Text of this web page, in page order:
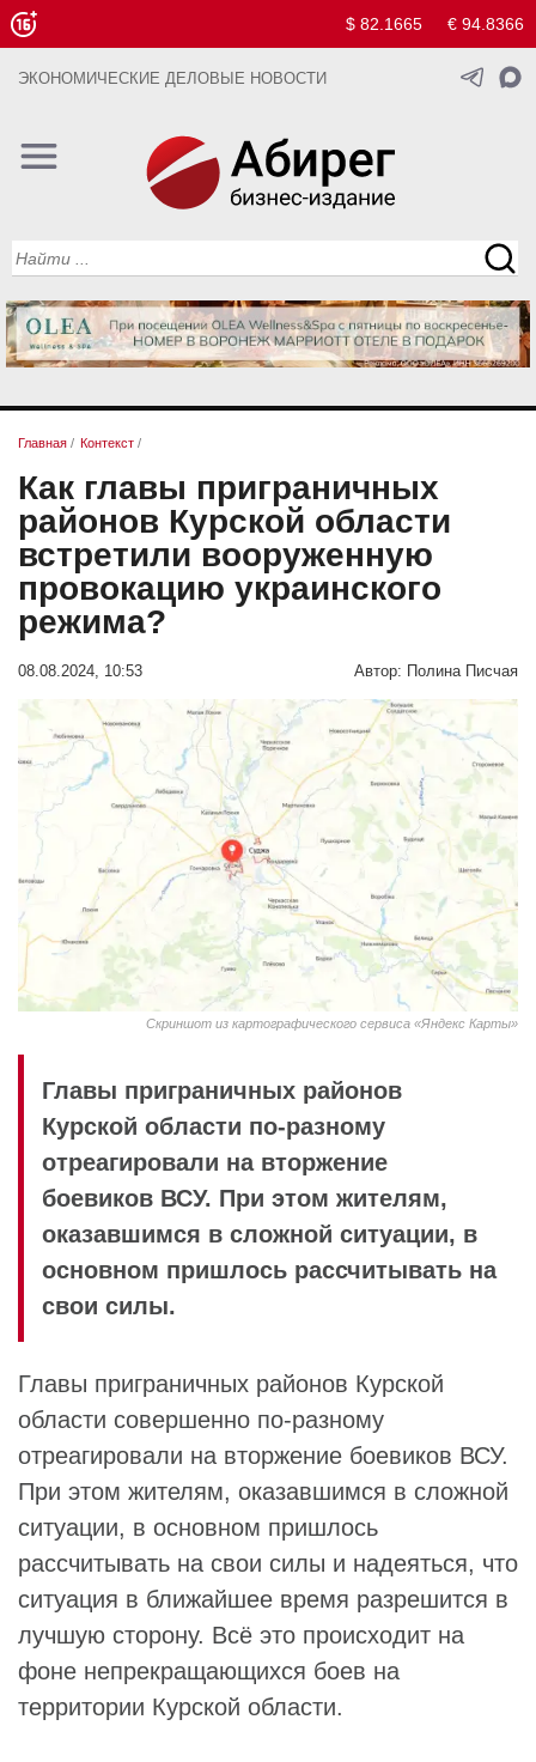
$ 82.1665 € 94.8366
ЭКОНОМИЧЕСКИЕ ДЕЛОВЫЕ НОВОСТИ
Главная / Контекст /
Как главы приграничных
районов Курской области
встретили вооруженную
провокацию украинского
режима?
08.08.2024, 10:53 Автор: Полина Писчая
Скриншот из картографического сервиса «Яндекс Карты»
Главы приграничных районов
Курской области по-разному
отреагировали на вторжение
боевиков ВСУ. При этом жителям,
оказавшимся в сложной ситуации, в
основном пришлось рассчитывать на
свои силы.
Главы приграничных районов Курской
области совершенно по-разному
отреагировали на вторжение боевиков ВСУ.
При этом жителям, оказавшимся в сложной
ситуации, в основном пришлось
рассчитывать на свои силы и надеяться, что
ситуация в ближайшее время разрешится в
лучшую сторону. Всё это происходит на
фоне непрекращающихся боев на
территории Курской области.